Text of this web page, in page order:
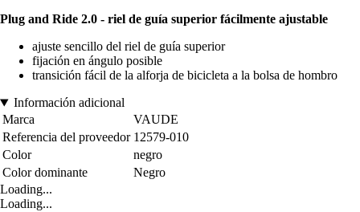
Plug and Ride 2.0 - riel de guía superior fácilmente ajustable
ajuste sencillo del riel de guía superior
fijación en ángulo posible
transición fácil de la alforja de bicicleta a la bolsa de hombro
Información adicional
Marca
VAUDE
Referencia del proveedor 12579-010
Color
negro
Color dominante
Negro
Loading...
Loading...